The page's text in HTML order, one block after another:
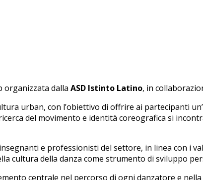
organizzata dalla ASD Istinto Latino, in
urban, con l’obiettivo di offrire ai partecipanti
del movimento e identità coreografica si
e professionisti del settore, in linea con i
cultura della danza come strumento di sviluppo
centrale nel percorso di ogni danzatore e